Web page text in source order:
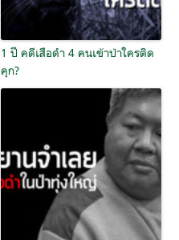
1 ปี คดีเสือดำ 4 คนเข้าป่าใครติด
คุก?